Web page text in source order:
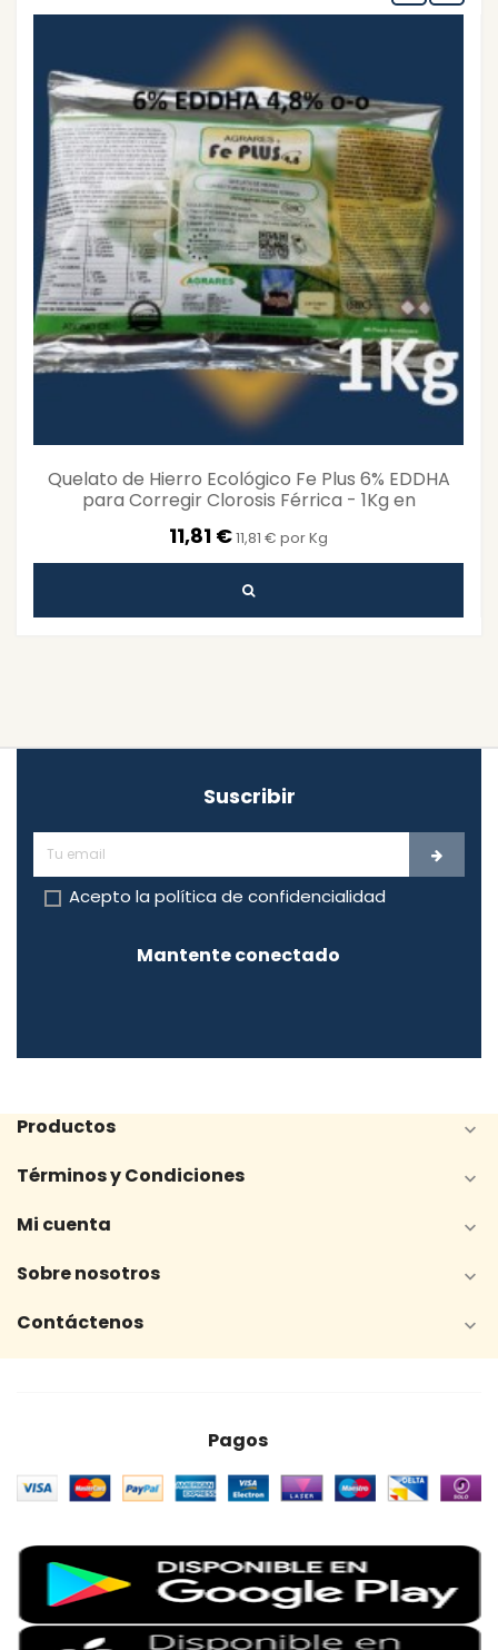
Quelato de Hierro Ecológico Fe Plus 6% EDDHA
para Corregir Clorosis Férrica - 1Kg en
Agricultura...
11,81 €11,81 € por Kg
Suscribir
Acepto la política de confidencialidad
Mantente conectado
Productos 
Términos y Condiciones 
Mi cuenta 
Sobre nosotros 
Contáctenos 
Pagos